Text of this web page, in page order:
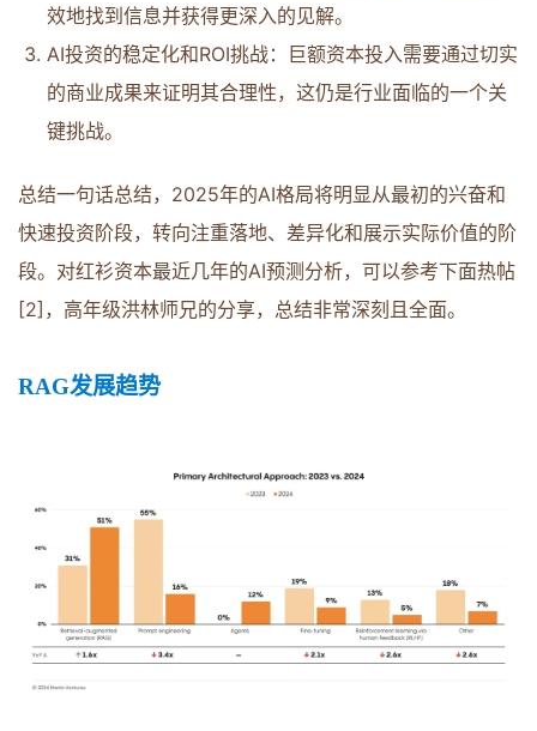
效地找到信息并获得更深入的见解。
AI投资的稳定化和ROI挑战：巨额资本投入需要通过切实
的商业成果来证明其合理性，这仍是行业面临的一个关
键挑战。
总结一句话总结，2025年的AI格局将明显从最初的兴奋和
快速投资阶段，转向注重落地、差异化和展示实际价值的阶
段。对红衫资本最近几年的AI预测分析，可以参考下面热帖
[2]，高年级洪林师兄的分享，总结非常深刻且全面。
RAG发展趋势